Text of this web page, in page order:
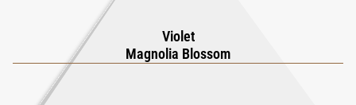
Violet
Magnolia Blossom